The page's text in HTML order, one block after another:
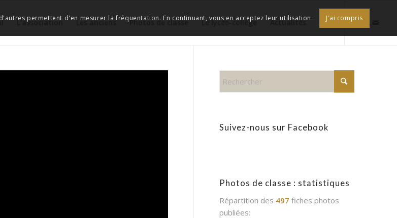
L’association Les anciens Photos de classe Le lycée-collège Actualités
Suivez-nous sur Facebook
Photos de classe : statistiques
Répartition des 497 fiches photos
publiées:
permettent d'en mesurer la fréquentation. En continuant, vous en acceptez leur utilisation. J'ai compris